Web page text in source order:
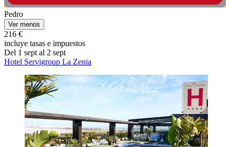
Pedro
Ver menos
216 €
incluye tasas e impuestos
Del 1 sept al 2 sept
Hotel Servigroup La Zenia